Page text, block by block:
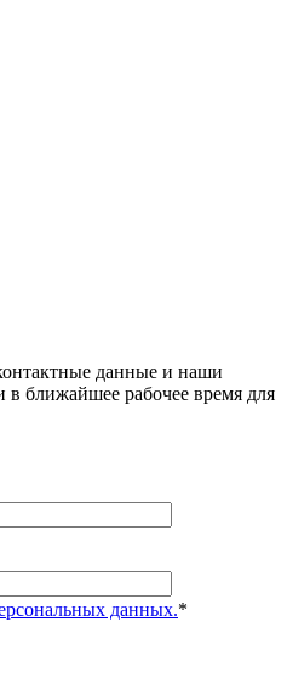
данные и наши
в ближайшее рабочее время для
данных.*